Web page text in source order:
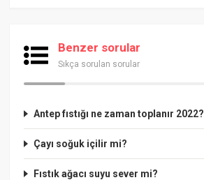
Benzer sorular
Sıkça sorulan sorular
Antep fıstığı ne zaman toplanır 2022?
Çayı soğuk içilir mi?
Fıstık ağacı suyu sever mi?